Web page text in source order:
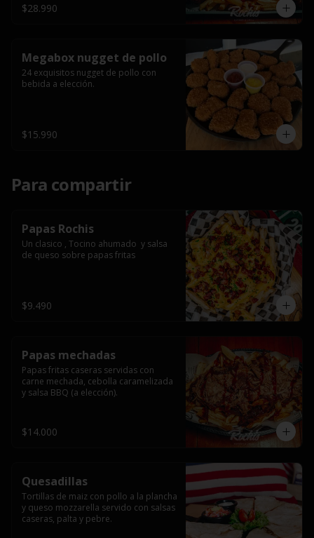
$28.990
Megabox nugget de pollo
24 exquisitos nugget de pollo con
bebida a elección.
$15.990
Para compartir
Papas Rochis
Un clasico , Tocino ahumado  y salsa
de queso sobre papas fritas
$9.490
Papas mechadas
Papas fritas caseras servidas con
carne mechada, cebolla caramelizada
y salsa BBQ (a elección).
$14.000
Quesadillas
Tortillas de maiz con pollo a la plancha
y queso mozzarella servido con salsas
caseras, palta y pebre.